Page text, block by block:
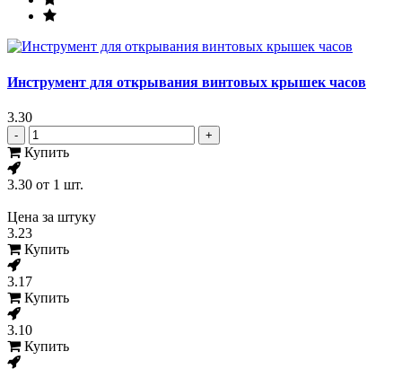
Инструмент для открывания винтовых крышек часов
3.30
- +
Купить
3.30 от 1 шт.
Цена за штуку
3.23
Купить
3.17
Купить
3.10
Купить